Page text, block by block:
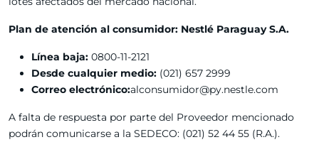
Plan de atención al consumidor: Nestlé Paraguay S.A.
Línea baja: 0800-11-2121
Desde cualquier medio: (021) 657 2999
Correo electrónico:alconsumidor@py.nestle.com
A falta de respuesta por parte del Proveedor mencionado
podrán comunicarse a la SEDECO: (021) 52 44 55 (R.A.).